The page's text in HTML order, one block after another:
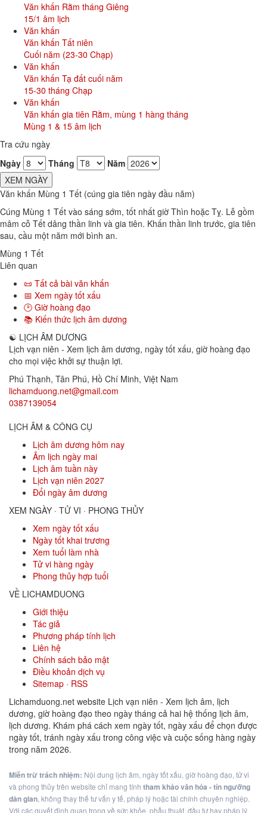
Văn khấn Rằm tháng Giêng
15/1 âm lịch
Văn khấn
Văn khấn Tất niên
Cuối năm (23-30 Chạp)
Văn khấn
Văn khấn Tạ đất cuối năm
15-30 tháng Chạp
Văn khấn
Văn khấn gia tiên Rằm, mùng 1 hàng tháng
Mùng 1 & 15 âm lịch
Tra cứu ngày
Ngày
Tháng
Năm
XEM NGÀY
Văn khấn Mùng 1 Tết (cúng gia tiên ngày đầu năm)
Cúng Mùng 1 Tết vào sáng sớm, tốt nhất giờ Thìn hoặc Tỵ. Lễ gồm
mâm cỗ Tết dâng thần linh và gia tiên. Khấn thần linh trước, gia tiên
sau, cầu một năm mới bình an.
Mùng 1 Tết
Liên quan
📜 Tất cả bài văn khấn
📅 Xem ngày tốt xấu
🕑 Giờ hoàng đạo
📚 Kiến thức lịch âm dương
☯ LỊCH ÂM DƯƠNG
Lịch vạn niên - Xem lịch âm dương, ngày tốt xấu, giờ hoàng đạo
cho mọi việc khởi sự thuận lợi.
Phú Thạnh, Tân Phú, Hồ Chí Minh, Việt Nam
lichamduong.net@gmail.com
0387139054
LỊCH ÂM & CÔNG CỤ
Lịch âm dương hôm nay
Âm lịch ngày mai
Lịch âm tuần này
Lịch vạn niên 2027
Đổi ngày âm dương
XEM NGÀY · TỬ VI · PHONG THỦY
Xem ngày tốt xấu
Ngày tốt khai trương
Xem tuổi làm nhà
Tử vi hàng ngày
Phong thủy hợp tuổi
VỀ LICHAMDUONG
Giới thiệu
Tác giả
Phương pháp tính lịch
Liên hệ
Chính sách bảo mật
Điều khoản dịch vụ
Sitemap · RSS
Lichamduong.net website Lịch vạn niên - Xem lịch âm, lịch
dương, giờ hoàng đạo theo ngày tháng cả hai hệ thống lịch âm,
lịch dương. Khám phá cách xem ngày tốt, ngày xấu để chọn được
ngày tốt, tránh ngày xấu trong công việc và cuộc sống hàng ngày
trong năm 2026.
Miễn trừ trách nhiệm: Nội dung lịch âm, ngày tốt xấu, giờ hoàng đạo, tử vi
và phong thủy trên website chỉ mang tính tham khảo văn hóa - tín ngưỡng
dân gian, không thay thế tư vấn y tế, pháp lý hoặc tài chính chuyên nghiệp.
Với các quyết định quan trọng về sức khỏe, phẫu thuật, đầu tư hay pháp lý,